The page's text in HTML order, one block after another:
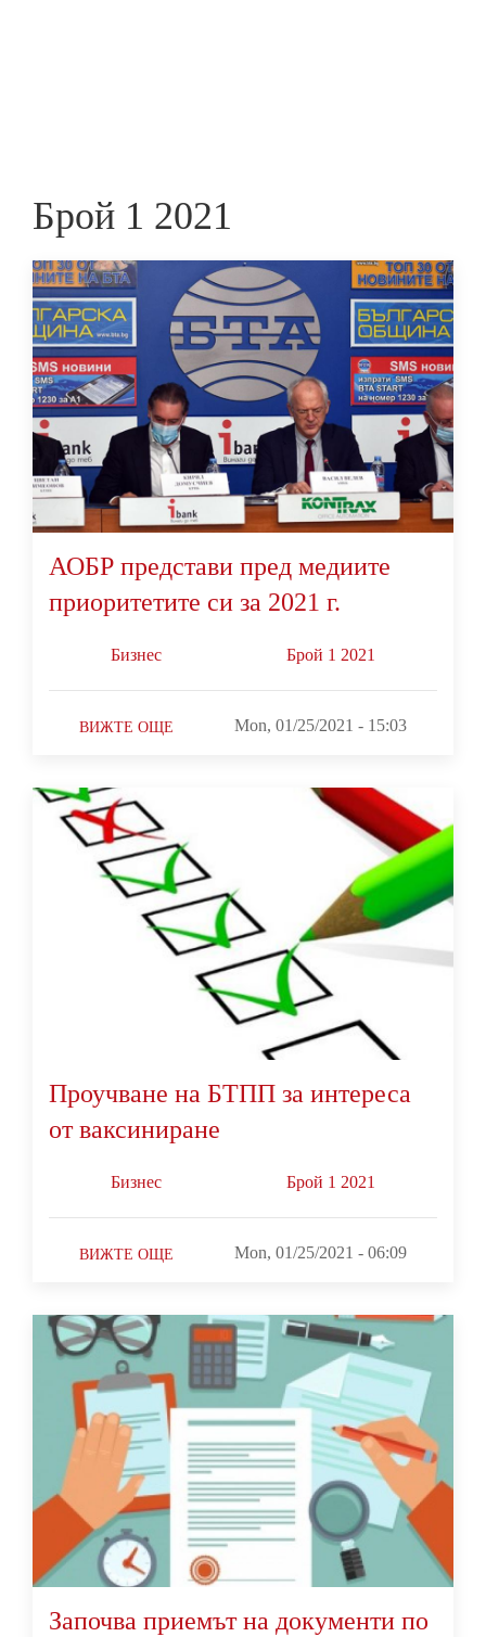
Брой 1 2021
АОБР представи пред медиите
приоритетите си за 2021 г.
Бизнес Брой 1 2021
ВИЖТЕ ОЩЕ Mon, 01/25/2021 - 15:03
Проучване на БТПП за интереса
от ваксиниране
Бизнес Брой 1 2021
ВИЖТЕ ОЩЕ Mon, 01/25/2021 - 06:09
Започва приемът на документи по